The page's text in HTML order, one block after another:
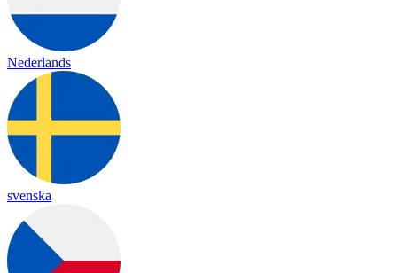
Nederlands
svenska